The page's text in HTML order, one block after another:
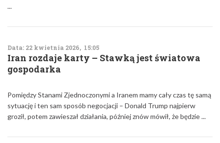
...
Data: 22 kwietnia 2026, 15:05
Iran rozdaje karty – Stawką jest światowa
gospodarka
Pomiędzy Stanami Zjednoczonymi a Iranem mamy cały czas tę samą
sytuację i ten sam sposób negocjacji – Donald Trump najpierw
groził, potem zawieszał działania, później znów mówił, że będzie ...